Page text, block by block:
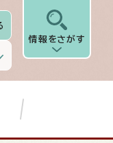
情報をさがす